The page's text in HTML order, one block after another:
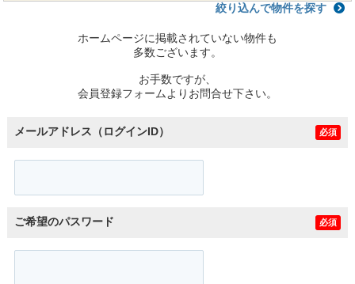
絞り込んで物件を探す
ホームページに掲載されていない物件も
多数ございます。
お手数ですが、
会員登録フォームよりお問合せ下さい。
メールアドレス（ログインID） 必須
ご希望のパスワード 必須